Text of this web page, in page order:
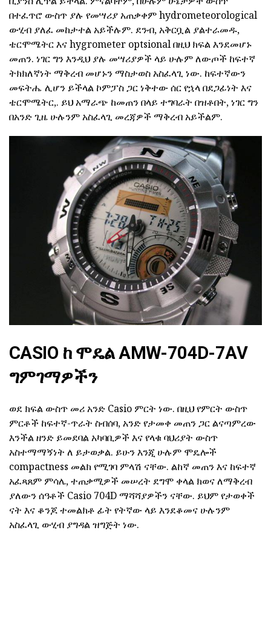
በተፈጥሮ ውስጥ ያሉ የመሣሪያ አጠቃቀም hydrometeorological
ውሂብ ያለፈ መከታተል አይችሉም. ደንብ, አቅርቧል ያልተራመዱ,
ቴርሞሜትር እና hygrometer optsional በዚህ ክፍል እንደመሆኑ
መጠን. ነገር ግን እንዲህ ያሉ መሣሪያዎች ላይ ሁሉም ለውጦች ከፍተኛ
ትክክለኛነት ማቅረብ መሆኑን ማስታወስ አስፈላጊ ነው. ከፍተኛውን
መፍትሔ ሊሆን ይችላል ኮምፓስ ጋር ነቅተው ሰር የኋላ በደጋፊነት እና
ቴርሞሜትር,. ይህ አማራጭ ከመጠን በላይ ተግባራት በዝቶበት, ነገር ግን
በአንድ ጊዜ ሁሉንም አስፈላጊ መረጃዎች ማቅረብ አይችልም.
CASIO ከ ሞዴል AMW-704D-7AV
ግምገማዎችን
ወደ ክፍል ውስጥ መሪ አንድ Casio ምርት ነው. በዚህ የምርት ውስጥ
ምርቶች ከፍተኛ-ጥራት ስብሰባ, አንድ የታመቀ መጠን ጋር ልናጣምረው
እንችል ዘንድ ይመደባል አካባቢዎች እና የላቁ ባህሪያት ውስጥ
አስተማማኝነት ለ ይታወቃል. ይሁን እንጂ ሁሉም ሞዴሎች
compactness መልክ የሚገባ ምላሽ ናቸው. ልከኛ መጠን እና ከፍተኛ
አፈጻጸም ምሳሌ, ተጠቃሚዎች መሠረት ደግሞ ቀላል ክወና ለማቅረብ
ያለውን ሰዓቶች Casio 704D ማሻሻያዎችን ናቸው. ይህም የታወቀች
ናት እና ቆንጆ ተመልክቶ ፊት የትኛው ላይ እንደቆመና ሁሉንም
አስፈላጊ ውሂብ ያግዳል ዝግጅት ነው.